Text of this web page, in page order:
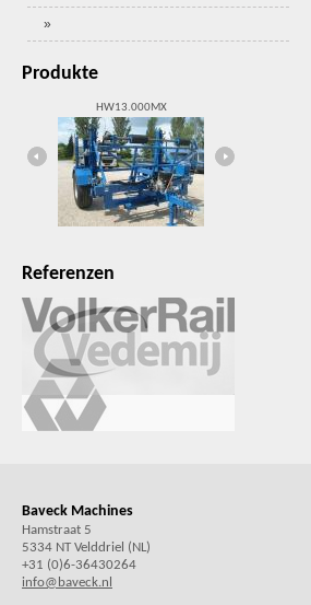
»
Produkte
HW13.000MX
Referenzen
Baveck Machines
Hamstraat 5
5334 NT Velddriel (NL)
+31 (0)6-36430264
info@baveck.nl